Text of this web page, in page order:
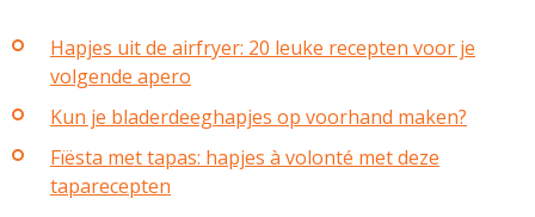
Hapjes uit de airfryer: 20 leuke recepten voor je
volgende apero
Kun je bladerdeeghapjes op voorhand maken?
Fïësta met tapas: hapjes à volonté met deze
taparecepten